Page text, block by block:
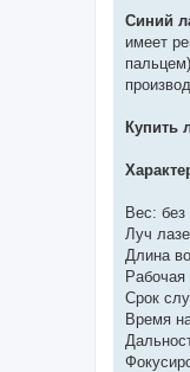
о
л
е
н
Синий
имеет
Купить
Вес: без
Луч
Длина
Рабочая
Срок
Время